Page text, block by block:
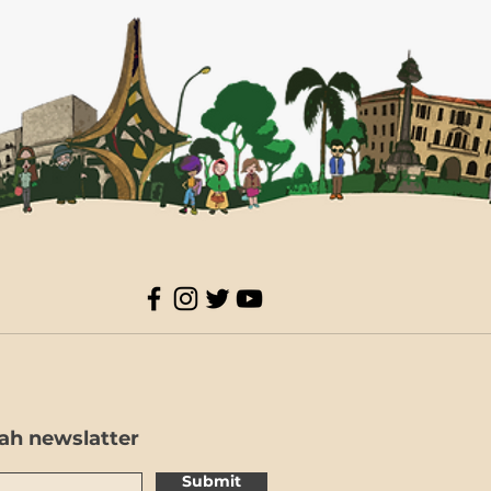
newslatter
Submit